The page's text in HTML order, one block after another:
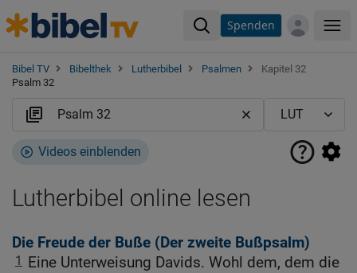
Spenden
Bibel TV Bibelthek Lutherbibel Psalmen
Kapitel 32
Psalm 32
Videos einblenden
Lutherbibel online lesen
Die Freude der Buße (Der zweite Bußpsalm)
1
Eine Unterweisung Davids. Wohl dem, dem die